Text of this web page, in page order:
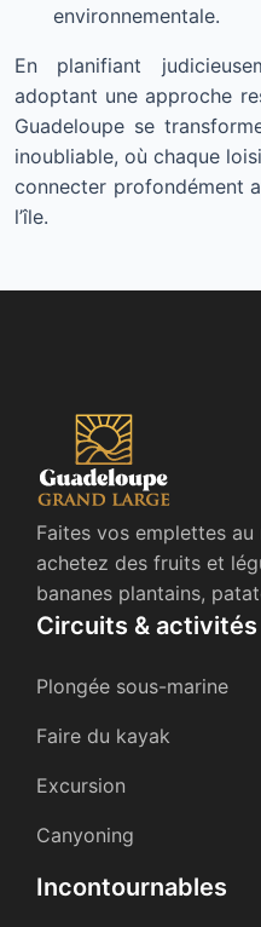
environnementale.
En planifiant
adoptant une approche
Guadeloupe se
inoubliable, où chaque
connecter profondément
l’île.
Faites vos emplettes
achetez des fruits et
bananes plantains,
Circuits & activités
Plongée sous-marine
Faire du kayak
Excursion
Canyoning
Incontournables